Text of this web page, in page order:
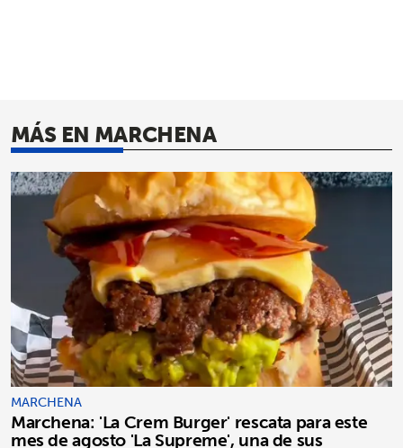
MÁS EN MARCHENA
MARCHENA
Marchena: 'La Crem Burger' rescata para este
mes de agosto 'La Supreme', una de sus